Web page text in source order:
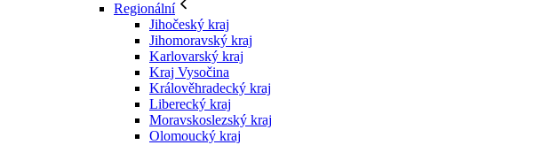
Regionální
Jihočeský kraj
Jihomoravský kraj
Karlovarský kraj
Kraj Vysočina
Králověhradecký kraj
Liberecký kraj
Moravskoslezský kraj
Olomoucký kraj